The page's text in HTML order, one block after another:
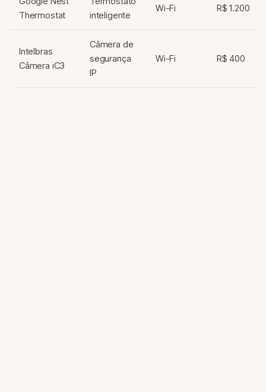
Thermostat
inteligente
Wi-Fi R$ 1.200
Intelbras
Câmera iC3
Câmera de
segurança
IP
Wi-Fi R$ 400